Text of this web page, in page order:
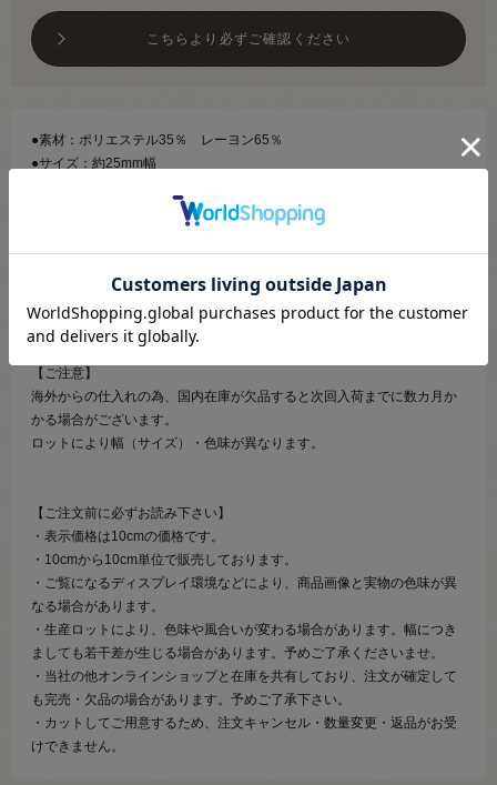
こちらより必ずご確認ください
●素材：ポリエステル35％ レーヨン65％
●サイズ：約25mm幅
衣装に最適な、高級感のあるラメブレードです。
柄が上品で、遠くから見ても存在感があります。
ドライクリーニング可
【ご注意】
海外からの仕入れの為、国内在庫が欠品すると次回入荷までに数カ月か
かる場合がございます。
ロットにより幅（サイズ）・色味が異なります。
【ご注文前に必ずお読み下さい】
・表示価格は10cmの価格です。
・10cmから10cm単位で販売しております。
・ご覧になるディスプレイ環境などにより、商品画像と実物の色味が異
なる場合があります。
・生産ロットにより、色味や風合いが変わる場合があります。幅につき
ましても若干差が生じる場合があります。予めご了承くださいませ。
・当社の他オンラインショップと在庫を共有しており、注文が確定して
も完売・欠品の場合があります。予めご了承下さい。
・カットしてご用意するため、注文キャンセル・数量変更・返品がお受
けできません。